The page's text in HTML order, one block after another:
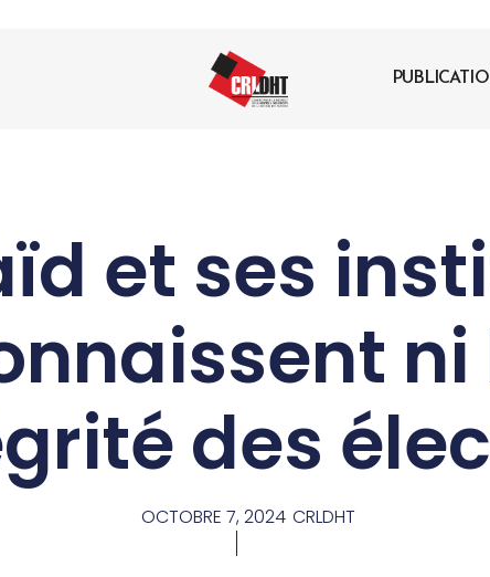
et ses
ni
des
OCTOBRE 7, 2024 CRLDHT